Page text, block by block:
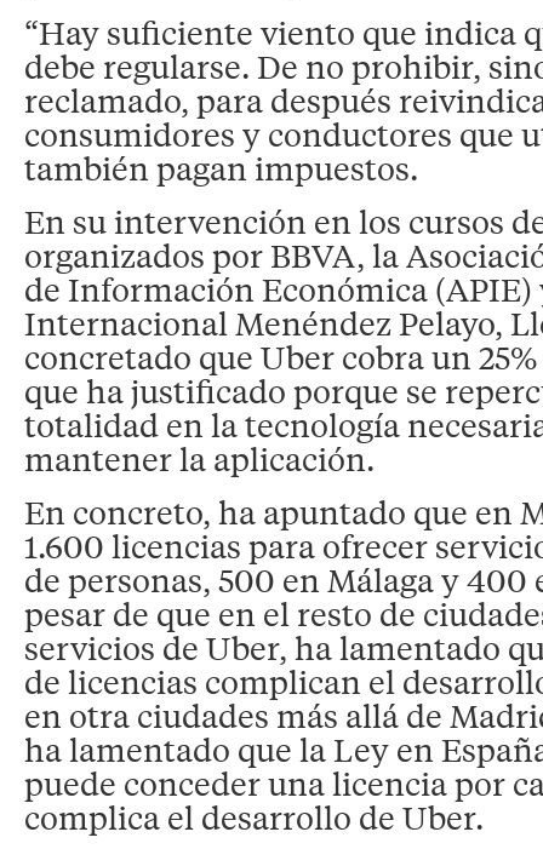
“Hay suficiente viento que indica
debe regularse. De no prohibir,
reclamado, para después
consumidores y conductores que
también pagan impuestos.
En su intervención en los cursos
organizados por BBVA, la
de Información Económica
Internacional Menéndez Pelayo,
concretado que Uber cobra un
que ha justificado porque se
totalidad en la tecnología
mantener la aplicación.
En concreto, ha apuntado que en
1.600 licencias para ofrecer
de personas, 500 en Málaga y 400
pesar de que en el resto de
servicios de Uber, ha lamentado
de licencias complican el
en otra ciudades más allá de
ha lamentado que la Ley en
puede conceder una licencia por
complica el desarrollo de Uber.